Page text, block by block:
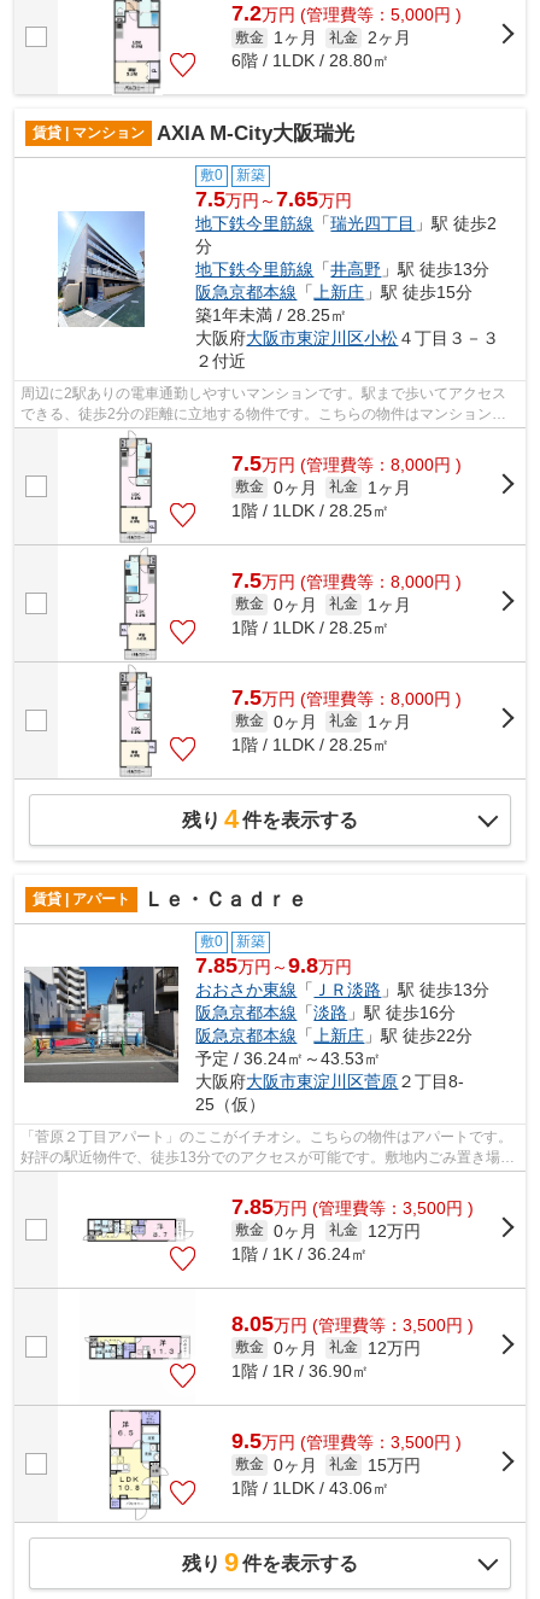
7.2万円 (管理費等：5,000円 )
敷金 1ヶ月 礼金
2ヶ月
6階 / 1LDK / 28.80㎡
賃貸 | マンション AXIA M-City大阪瑞光
敷0 新築
7.5万円～7.65万円
地下鉄今里筋線 「瑞光四丁目 」駅 徒歩2
分
地下鉄今里筋線 「井高野 」駅 徒歩13分
阪急京都本線 「上新庄 」駅 徒歩15分
築1年未満 / 28.25㎡
大阪府大阪市東淀川区小松４丁目３－３
２付近
周辺に2駅ありの電車通勤しやすいマンションです。駅まで歩いてアクセス
できる、徒歩2分の距離に立地する物件です。こちらの物件はマンションで
す。自分好みの外観で選びたい方、鉄筋...
7.5万円 (管理費等：8,000円 )
敷金 0ヶ月 礼金
1ヶ月
1階 / 1LDK / 28.25㎡
7.5万円 (管理費等：8,000円 )
敷金 0ヶ月 礼金
1ヶ月
1階 / 1LDK / 28.25㎡
7.5万円 (管理費等：8,000円 )
敷金 0ヶ月 礼金
1ヶ月
1階 / 1LDK / 28.25㎡
残り 4件を表示する
賃貸 | アパート Ｌｅ・Ｃａｄｒｅ
敷0 新築
7.85万円～9.8万円
おおさか東線 「 ＪＲ淡路 」駅 徒歩13分
阪急京都本線 「淡路 」駅 徒歩16分
阪急京都本線 「 上新庄 」駅 徒歩22分
予定 / 36.24㎡～43.53㎡
大阪府大阪市東淀川区菅原２丁目8-
25（仮）
「菅原２丁目アパート」のここがイチオシ。こちらの物件はアパートです。
好評の駅近物件で、徒歩13分でのアクセスが可能です。敷地内ごみ置き場が
7.85万円 (管理費等：3,500円 )
敷金 0ヶ月 礼金
12万円
1階 / 1K / 36.24㎡
8.05万円 (管理費等：3,500円 )
敷金 0ヶ月 礼金
12万円
1階 / 1R / 36.90㎡
9.5万円 (管理費等：3,500円 )
敷金 0ヶ月 礼金
15万円
1階 / 1LDK / 43.06㎡
残り 9件を表示する